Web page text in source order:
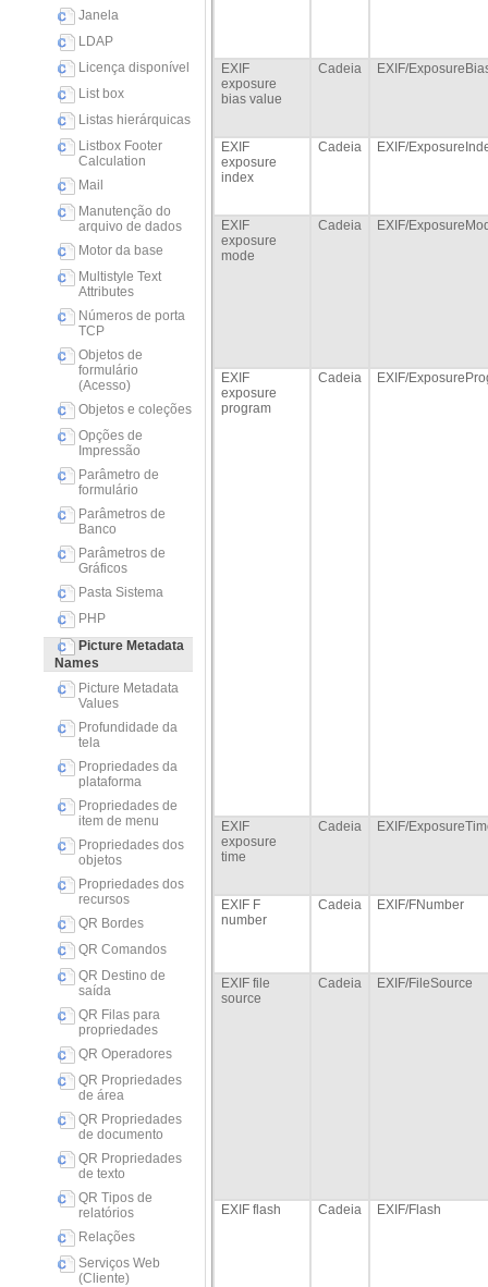
Janela
LDAP
Licença disponível
List box
Listas hierárquicas
Listbox Footer
Calculation
Mail
Manutenção do
arquivo de dados
Motor da base
Multistyle Text
Attributes
Números de porta
TCP
Objetos de
formulário
(Acesso)
Objetos e coleções
Opções de
Impressão
Parâmetro de
formulário
Parâmetros de
Banco
Parâmetros de
Gráficos
Pasta Sistema
PHP
Picture Metadata
Names
Picture Metadata
Values
Profundidade da
tela
Propriedades da
plataforma
Propriedades de
item de menu
Propriedades dos
objetos
Propriedades dos
recursos
QR Bordes
QR Comandos
QR Destino de
saída
QR Filas para
propriedades
QR Operadores
QR Propriedades
de área
QR Propriedades
de documento
QR Propriedades
de texto
QR Tipos de
relatórios
Relações
Serviços Web
(Cliente)
EXIF
exposure
bias value
Cadeia EXIF/
EXIF
exposure
index
Cadeia EXIF/
EXIF
exposure
mode
Cadeia EXIF/
EXIF
exposure
program
Cadeia EXIF/
EXIF
exposure
time
Cadeia EXIF/
EXIF F
number
Cadeia EXIF/FNumber
EXIF file
source
Cadeia EXIF/FileSource
EXIF flash Cadeia EXIF/Flash